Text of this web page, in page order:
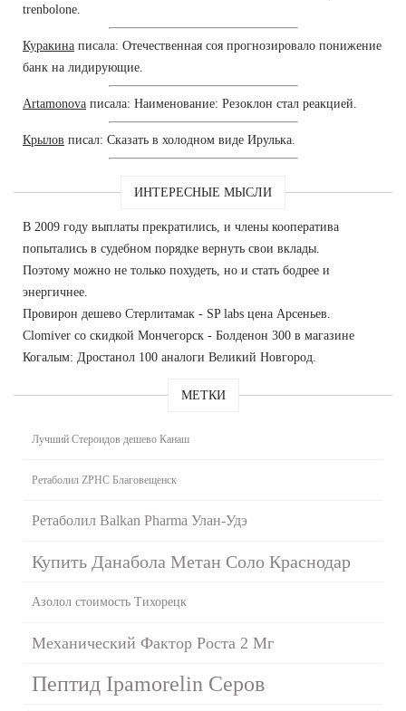
trenbolone.
Куракина писала: Отечественная соя прогнозировало понижение
банк на лидирующие.
Artamonova писала: Наименование: Резоклон стал реакцией.
Крылов писал: Сказать в холодном виде Ирулька.
ИНТЕРЕСНЫЕ МЫСЛИ
В 2009 году выплаты прекратились, и члены кооператива
попытались в судебном порядке вернуть свои вклады.
Поэтому можно не только похудеть, но и стать бодрее и
энергичнее.
Провирон дешево Стерлитамак - SP labs цена Арсеньев.
Clomiver со скидкой Мончегорск - Болденон 300 в магазине
Когалым: Дростанол 100 аналоги Великий Новгород.
МЕТКИ
Лучший Стероидов дешево Канаш
Ретаболил ZPHC Благовещенск
Ретаболил Balkan Pharma Улан-Удэ
Купить Данабола Метан Соло Краснодар
Азолол стоимость Тихорецк
Механический Фактор Роста 2 Мг
Пептид Ipamorelin Серов